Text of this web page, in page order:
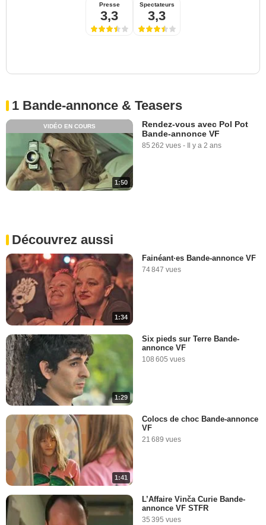
Presse
3,3
Spectateurs
3,3
1 Bande-annonce & Teasers
1:50
VIDÉO EN COURS
Rendez-vous avec Pol Pot
Bande-annonce VF
85 262 vues - Il y a 2 ans
Découvrez aussi
1:34
Fainéant·es Bande-annonce VF
74 847 vues
1:29
Six pieds sur Terre Bande-
annonce VF
108 605 vues
1:41
Colocs de choc Bande-annonce
VF
21 689 vues
L’Affaire Vinča Curie Bande-
annonce VF STFR
35 395 vues